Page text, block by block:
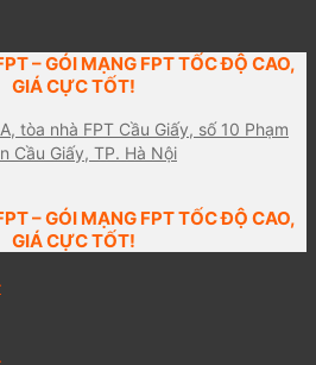
– GÓI MẠNG FPT TỐC ĐỘ CAO,
GIÁ CỰC TỐT!
tòa nhà FPT Cầu Giấy, số 10 Phạm
Cầu Giấy, TP. Hà Nội
– GÓI MẠNG FPT TỐC ĐỘ CAO,
GIÁ CỰC TỐT!